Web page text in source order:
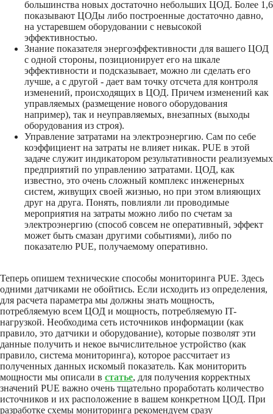
большинства новых достаточно небольших ЦОД. Более 1,6
показывают ЦОДы либо построенные достаточно давно,
на устаревшем оборудовании с невысокой
эффективностью.
Знание показателя энергоэффективности для вашего ЦОД
с одной стороны, позиционирует его на шкале
эффективности и подсказывает, можно ли сделать его
лучше, а с другой - дает вам точку отсчета для контроля
изменений, происходящих в ЦОД. Причем изменений как
управляемых (размещение нового оборудования
например), так и неуправляемых, внезапных (выходы
оборудования из строя).
Управление затратами на электроэнергию. Сам по себе
коэффициент на затраты не влияет никак. PUE в этой
задаче служит индикатором результативности реализуемых
предприятий по управлению затратами. ЦОД, как
известно, это очень сложный комплекс инженерных
систем, живущих своей жизнью, но при этом влияющих
друг на друга. Понять, повлияли ли проводимые
мероприятия на затраты можно либо по счетам за
электроэнергию (способ совсем не оперативный, эффект
может быть смазан другими событиями), либо по
показателю PUE, получаемому оперативно.
Теперь опишем технические способы мониторинга PUE. Здесь
одними датчиками не обойтись. Если исходить из определения,
для расчета параметра мы должны знать мощность,
потребляемую всем ЦОД и мощность, потребляемую IT-
нагрузкой. Необходима сеть источников информации (как
правило, это датчики и оборудование), которые позволят эти
данные получить и некое вычислительное устройство (как
правило, система мониторинга), которое рассчитает из
полученных данных искомый показатель. Как мониторить
мощности мы описали в статье, для получения корректных
значений PUE важно очень тщательно проработать количество
источников и их расположение в вашем конкретном ЦОД. При
разработке схемы мониторинга рекомендуем сразу